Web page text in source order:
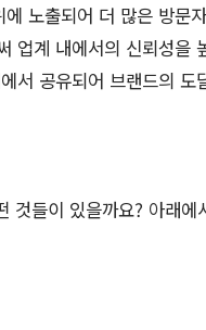
노출되어 더 많은 방문
업계 내에서의 신뢰성을
서 공유되어 브랜드의 도
들이 있을까요? 아래에